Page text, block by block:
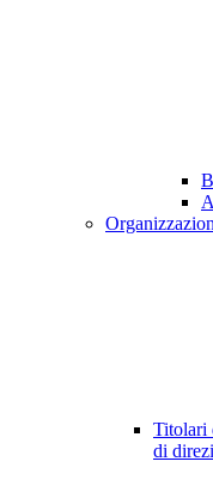
Titolari
di